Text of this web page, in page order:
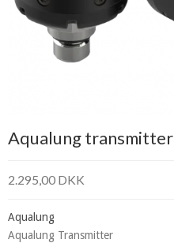
Aqualung transmitter
2.295,00 DKK
Aqualung
Aqualung Transmitter